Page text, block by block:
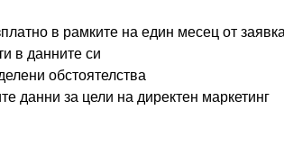
в рамките на един месец от заявка
в данните си
обстоятелства
данни за цели на директен маркетинг